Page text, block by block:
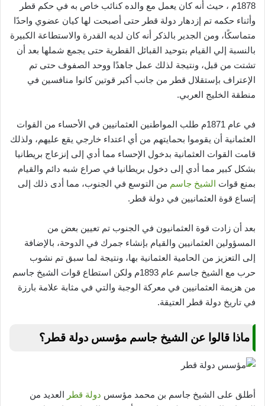
1878م ، حيث أنه كان يعمل مع والده كنائب خاص به في حكم قطر
وأثناء حكمه تم إزدهار دولة قطر حتى أصبحت لها كيان عضوي واحدًا
متماسكًا، ومن الجدير بالذكر أنه كان لديه القدرة والاستطاعة الكبيرة
بالنسبة إلي القيام بتوحيد القبائل القطرية حتى يجمع شملها بعد أن
تشتت من قبل، ونتيجة لذلك عمل جاهدًا ووحد الصفوف حتى تم
الإعتراف بإستقلال قطر من جانب أكبر قوتين كانوا منافسين في
منطقة الخليج العربي.
في عام 1871م طلب المواطنين العثمانيين في الأحساء من القوات
العثمانية أن يقوموا بحمايتهم من أي اعتداء خارجي يقع عليهم، ولذلك
قامت القوات العثمانية بدخول الإحساء مما أدي إلى إنزعاج بريطانيا
بشكل كبير مما أدي إلى دخول بريطانيا في صراع شبه دائم والقيام
بمنع قوات الشيخ جاسم من التوسع في الجنوب، مما أدى ذلك إلى
إتساع قوة العثمانيين في دولة قطر.
بعد أن زادت قوة العثمانيون في الجنوب تم تعيين بعض من
المسؤولين العثمانيين والقيام بإنشاء جمرك في الدوحة، بالإضافة
إلى التعزيز من الحامية العثمانية بها، ونتيجة لما سبق تم نشوب
حرب مع الشيخ جاسم عام 1893م ولكن استطاع قوات الشيخ جاسم
من هزيمة العثمانيين في معركة الوجبة والتي في مثابة علامة بارزة
في تاريخ دولة قطر العتيقة.
ماذا قالوا عن الشيخ جاسم مؤسس دولة قطر؟
أطلق على الشيخ جاسم بن محمد مؤسس دولة قطر العديد من